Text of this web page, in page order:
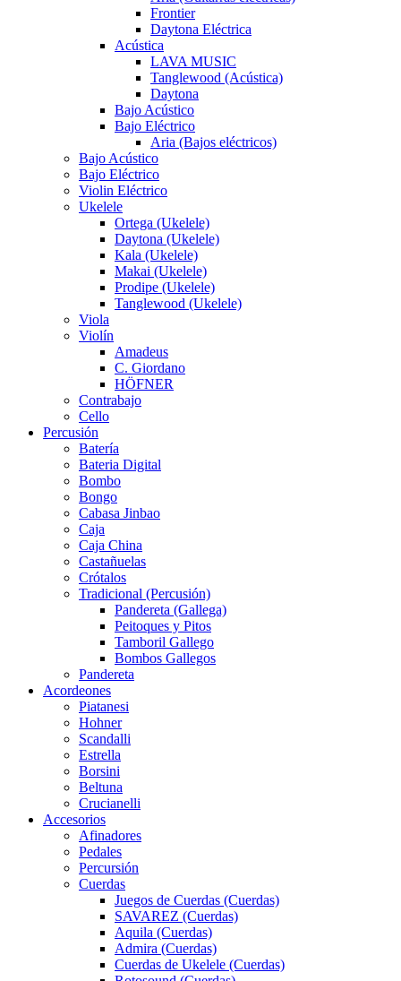
Frontier
Daytona Eléctrica
Acústica
LAVA MUSIC
Tanglewood (Acústica)
Daytona
Bajo Acústico
Bajo Eléctrico
Aria (Bajos eléctricos)
Bajo Acústico
Bajo Eléctrico
Violin Eléctrico
Ukelele
Ortega (Ukelele)
Daytona (Ukelele)
Kala (Ukelele)
Makai (Ukelele)
Prodipe (Ukelele)
Tanglewood (Ukelele)
Viola
Violín
Amadeus
C. Giordano
HÖFNER
Contrabajo
Cello
Percusión
Batería
Bateria Digital
Bombo
Bongo
Cabasa Jinbao
Caja
Caja China
Castañuelas
Crótalos
Tradicional (Percusión)
Pandereta (Gallega)
Peitoques y Pitos
Tamboril Gallego
Bombos Gallegos
Pandereta
Acordeones
Piatanesi
Hohner
Scandalli
Estrella
Borsini
Beltuna
Crucianelli
Accesorios
Afinadores
Pedales
Percursión
Cuerdas
Juegos de Cuerdas (Cuerdas)
SAVAREZ (Cuerdas)
Aquila (Cuerdas)
Admira (Cuerdas)
Cuerdas de Ukelele (Cuerdas)